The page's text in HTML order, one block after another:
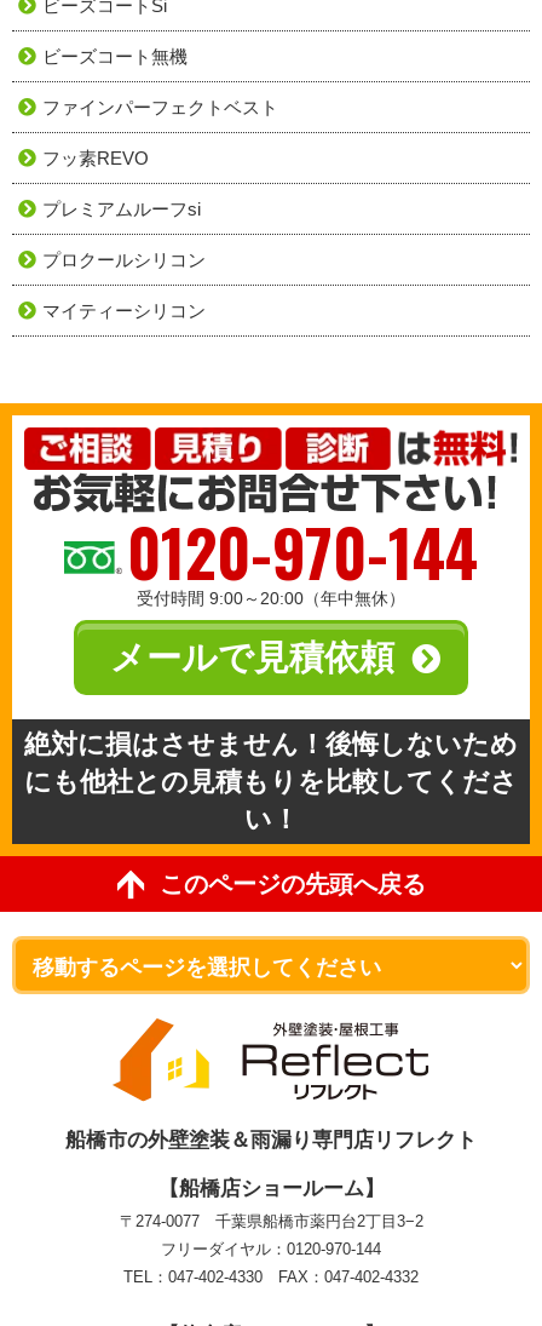
ビーズコートSi
ビーズコート無機
ファインパーフェクトベスト
フッ素REVO
プレミアムルーフsi
プロクールシリコン
マイティーシリコン
0120-970-144
受付時間 9:00～20:00（年中無休）
メールで見積依頼
絶対に損はさせません！後悔しないため
にも他社との見積もりを比較してくださ
い！
このページの先頭へ戻る
船橋市の外壁塗装＆雨漏り専門店リフレクト
【船橋店ショールーム】
〒274-0077 千葉県船橋市薬円台2丁目3−2
フリーダイヤル：0120-970-144
TEL：047-402-4330 FAX：047-402-4332